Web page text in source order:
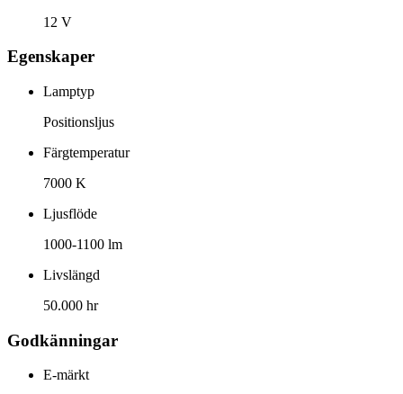
12 V
Egenskaper
Lamptyp
Positionsljus
Färgtemperatur
7000 K
Ljusflöde
1000-1100 lm
Livslängd
50.000 hr
Godkänningar
E-märkt